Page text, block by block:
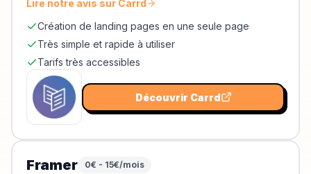
Lire notre avis sur Carrd
Création de landing pages en une seule page
Très simple et rapide à utiliser
Tarifs très accessibles
Découvrir Carrd
Framer 0€ - 15€/mois